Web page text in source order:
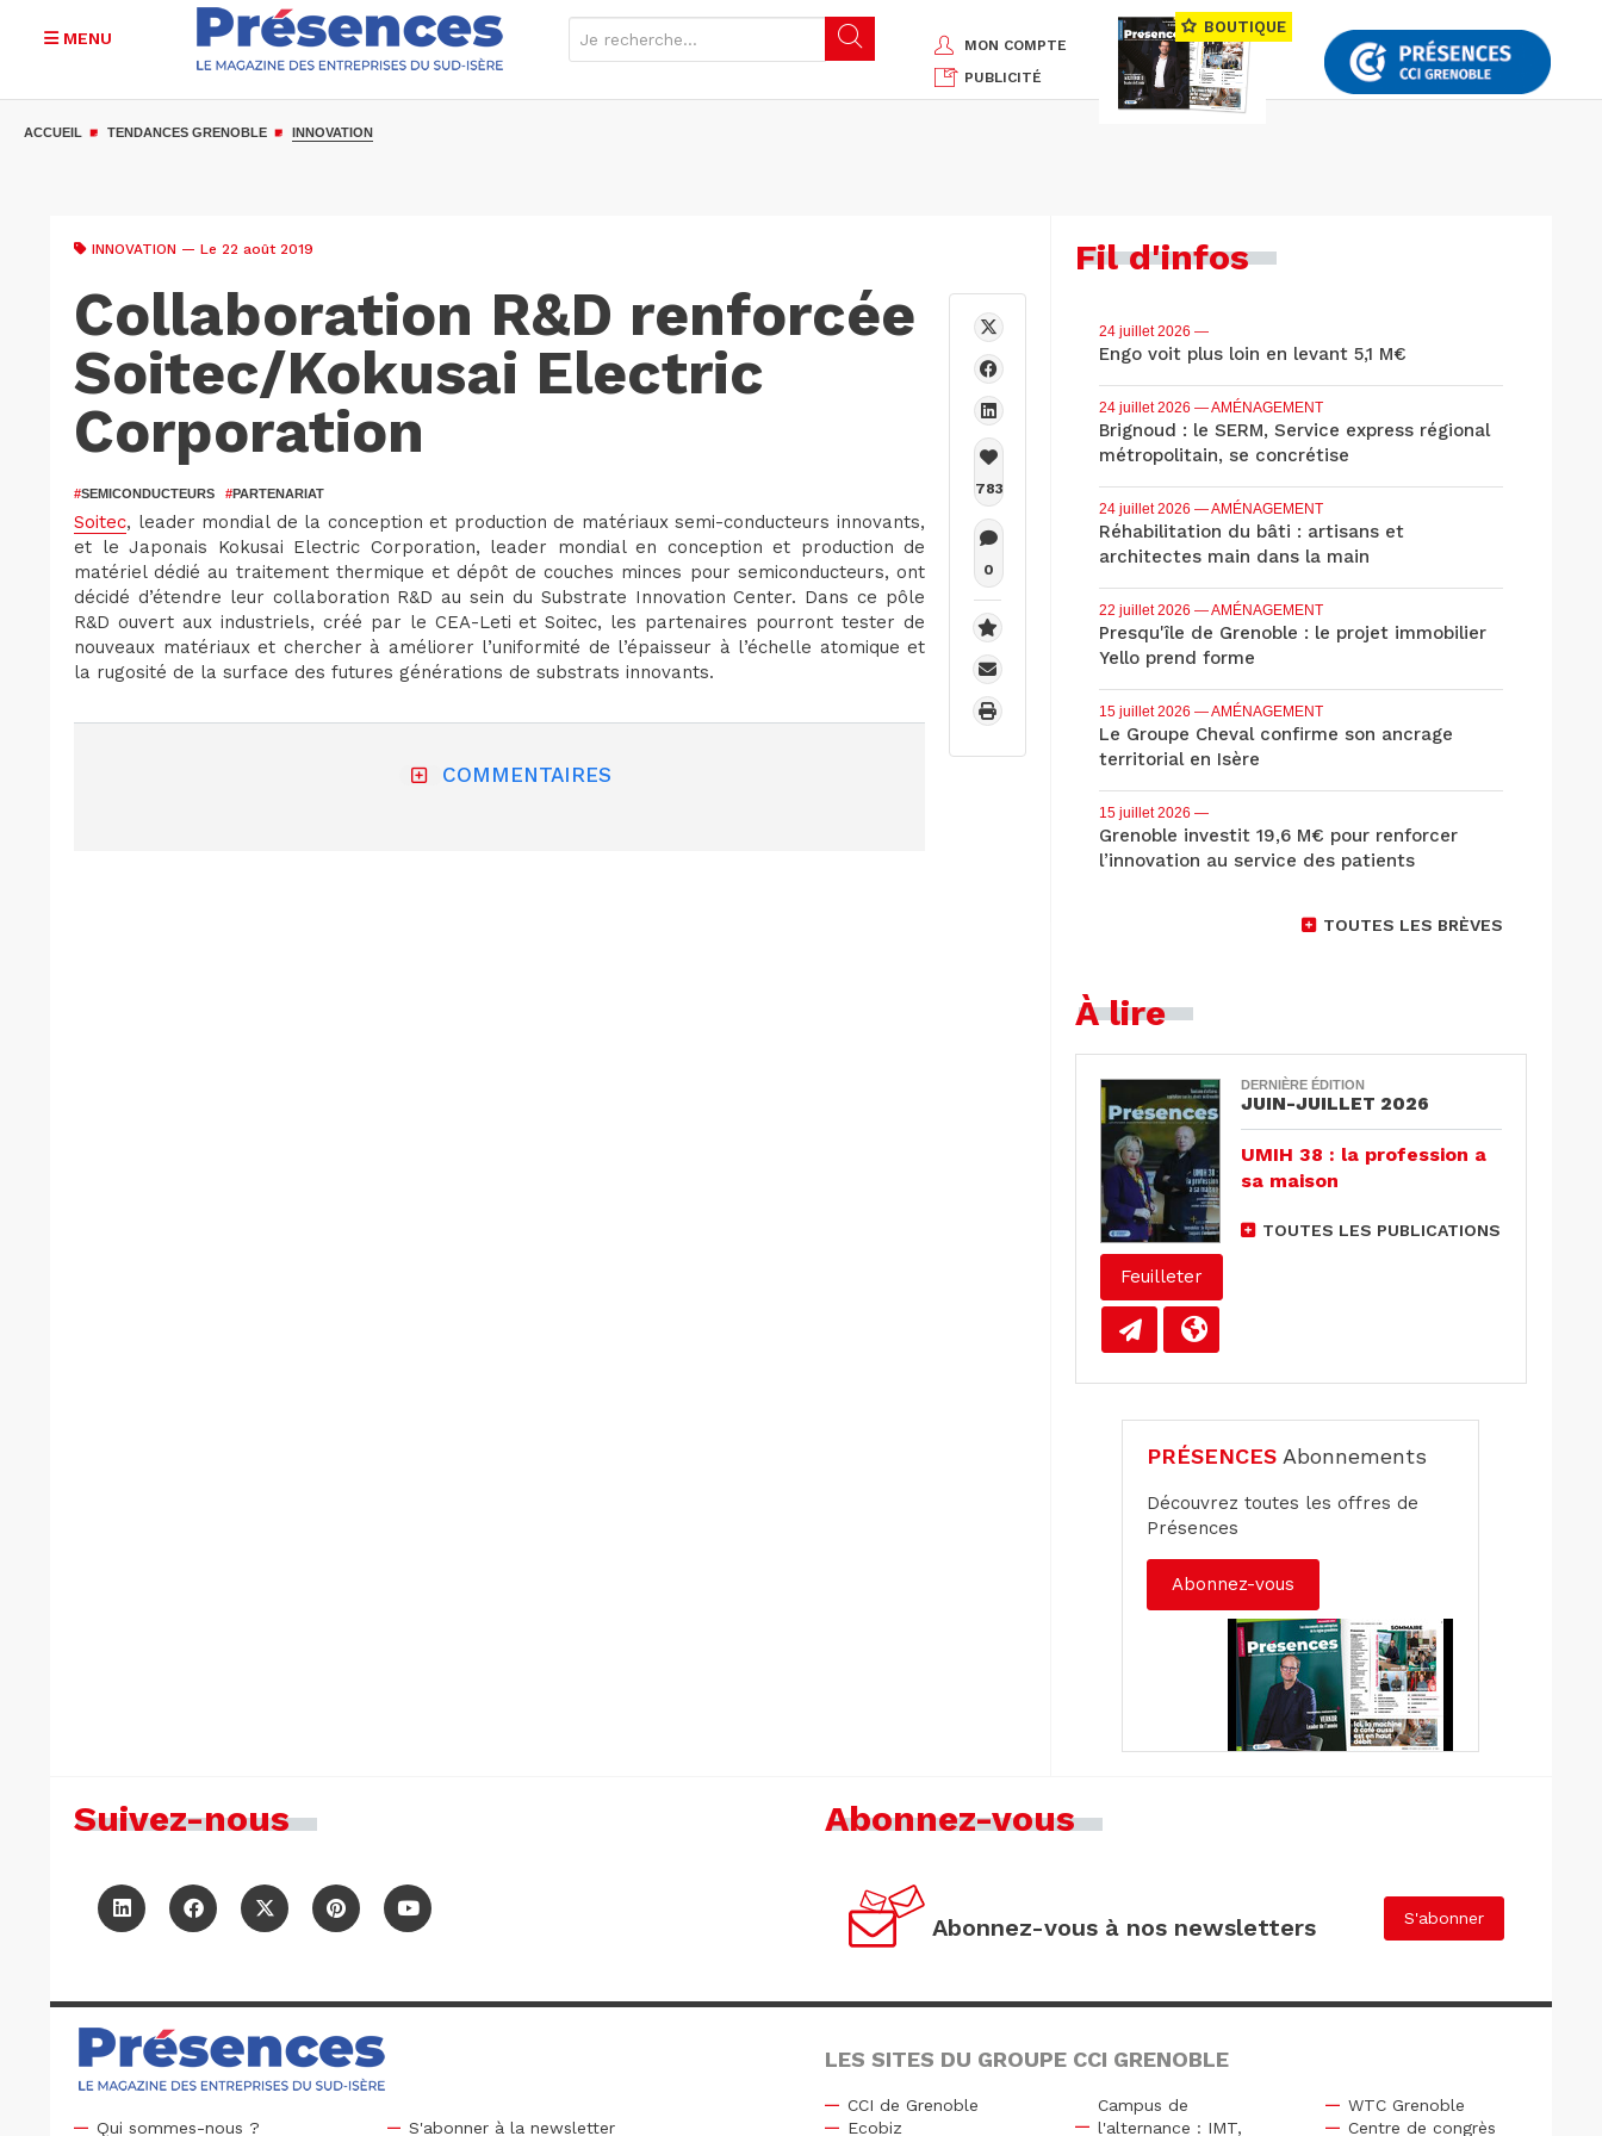
MENU
MON COMPTE
PUBLICITÉ
BOUTIQUE
ACCUEIL TENDANCES GRENOBLE INNOVATION
INNOVATION — Le 22 août 2019
Collaboration R&D renforcée
Soitec/Kokusai Electric
Corporation
#SEMICONDUCTEURS #PARTENARIAT
Soitec, leader mondial de la conception et production de matériaux semi-conducteurs innovants,
et le Japonais Kokusai Electric Corporation, leader mondial en conception et production de
matériel dédié au traitement thermique et dépôt de couches minces pour semiconducteurs, ont
décidé d’étendre leur collaboration R&D au sein du Substrate Innovation Center. Dans ce pôle
R&D ouvert aux industriels, créé par le CEA-Leti et Soitec, les partenaires pourront tester de
nouveaux matériaux et chercher à améliorer l’uniformité de l’épaisseur à l’échelle atomique et
la rugosité de la surface des futures générations de substrats innovants.
COMMENTAIRES
783
0
Fil d'infos
24 juillet 2026 —
Engo voit plus loin en levant 5,1 M€
24 juillet 2026 — AMÉNAGEMENT
Brignoud : le SERM, Service express régional
métropolitain, se concrétise
24 juillet 2026 — AMÉNAGEMENT
Réhabilitation du bâti : artisans et
architectes main dans la main
22 juillet 2026 — AMÉNAGEMENT
Presqu'île de Grenoble : le projet immobilier
Yello prend forme
15 juillet 2026 — AMÉNAGEMENT
Le Groupe Cheval confirme son ancrage
territorial en Isère
15 juillet 2026 —
Grenoble investit 19,6 M€ pour renforcer
l’innovation au service des patients
TOUTES LES BRÈVES
À lire
Feuilleter
DERNIÈRE ÉDITION
JUIN-JUILLET 2026
UMIH 38 : la profession a
sa maison
TOUTES LES PUBLICATIONS
PRÉSENCES Abonnements
Découvrez toutes les offres de
Présences
Abonnez-vous
Suivez-nous Abonnez-vous
Abonnez-vous à nos newsletters S'abonner
Qui sommes-nous ? S'abonner à la newsletter
LES SITES DU GROUPE CCI GRENOBLE
CCI de Grenoble
Ecobiz
Campus de
l'alternance : IMT,
WTC Grenoble
Centre de congrès